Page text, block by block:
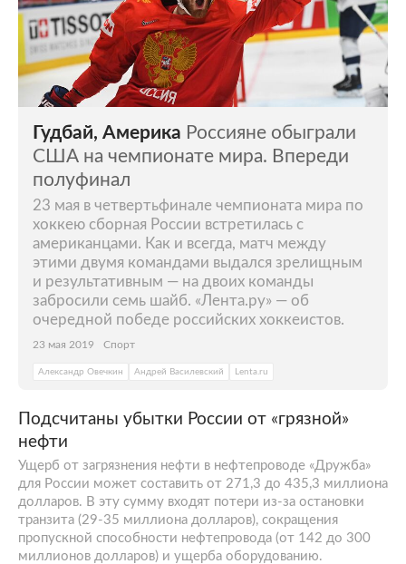
Гудбай, Америка Россияне обыграли
США на чемпионате мира. Впереди
полуфинал
23 мая в четвертьфинале чемпионата мира по
хоккею сборная России встретилась с
американцами. Как и всегда, матч между
этими двумя командами выдался зрелищным
и результативным — на двоих команды
забросили семь шайб. «Лента.ру» — об
очередной победе российских хоккеистов.
23 мая 2019 Спорт
Александр Овечкин Андрей Василевский Lenta.ru
Подсчитаны убытки России от «грязной»
нефти
Ущерб от загрязнения нефти в нефтепроводе «Дружба»
для России может составить от 271,3 до 435,3 миллиона
долларов. В эту сумму входят потери из-за остановки
транзита (29-35 миллиона долларов), сокращения
пропускной способности нефтепровода (от 142 до 300
миллионов долларов) и ущерба оборудованию.